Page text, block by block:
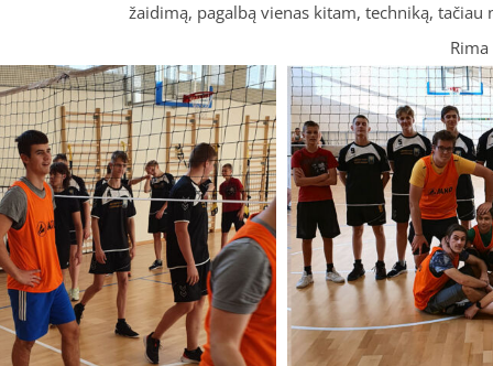
žaidimą, pagalbą vienas kitam, techniką,
Rima